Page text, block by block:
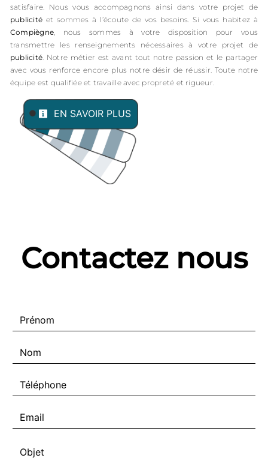
satisfaire. Nous vous accompagnons ainsi dans votre projet de
publicité et sommes à l’écoute de vos besoins. Si vous habitez à
Compiègne, nous sommes à votre disposition pour vous
transmettre les renseignements nécessaires à votre projet de
publicité. Notre métier est avant tout notre passion et le partager
avec vous renforce encore plus notre désir de réussir. Toute notre
équipe est qualifiée et travaille avec propreté et rigueur.
EN SAVOIR PLUS
Contactez nous